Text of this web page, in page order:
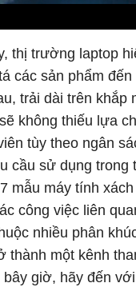
thị trường laptop
các sản phẩm
trải dài trên khắp
không thiếu lựa
tùy theo ngân
cầu sử dụng
mẫu máy tính
công việc liên
nhiều phân
thành một kênh
bây giờ, hãy đến